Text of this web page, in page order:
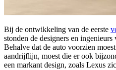
Bij de ontwikkeling van de eerste
stonden de designers en
Behalve dat de auto voorzien
aandrijflijn, moest die er ook
een markant design, zoals Lexus